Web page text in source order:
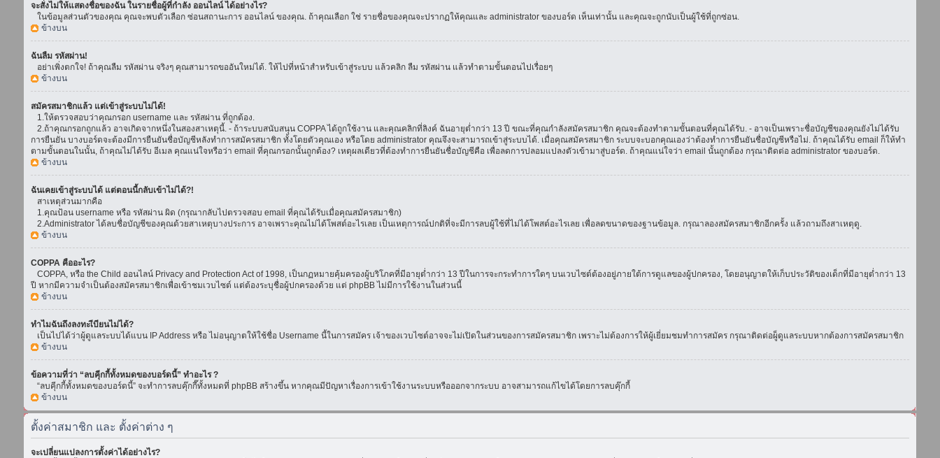
จะสั่งไม่ให้แสดงชื่อของฉัน ในรายชื่อผู้ที่กำลัง ออนไลน์ ได้อย่างไร?
ในข้อมูลส่วนตัวของคุณ คุณจะพบตัวเลือก ซ่อนสถานะการ ออนไลน์ ของคุณ. ถ้าคุณเลือก ใช่ รายชื่อของคุณจะปรากฏให้คุณและ administrator ของบอร์ด เห็นเท่านั้น และคุณจะถูกนับเป็นผู้ใช้ที่ถูกซ่อน.
ข้างบน
ฉันลืม รหัสผ่าน!
อย่าเพิ่งตกใจ! ถ้าคุณลืม รหัสผ่าน จริงๆ คุณสามารถขออันใหม่ได้. ให้ไปที่หน้าสำหรับเข้าสู่ระบบ แล้วคลิก ลืม รหัสผ่าน แล้วทำตามขั้นตอนไปเรื่อยๆ
ข้างบน
สมัครสมาชิกแล้ว แต่เข้าสู่ระบบไม่ได้!
1.ให้ตรวจสอบว่าคุณกรอก username และ รหัสผ่าน ที่ถูกต้อง.
2.ถ้าคุณกรอกถูกแล้ว อาจเกิดจากหนึ่งในสองสาเหตุนี้. - ถ้าระบบสนับสนุน COPPA ได้ถูกใช้งาน และคุณคลิกที่ลิงค์ ฉันอายุต่ำกว่า 13 ปี ขณะที่คุณกำลังสมัครสมาชิก คุณจะต้องทำตามขั้นตอนที่คุณได้รับ. - อาจเป็นเพราะชื่อบัญชีของคุณยังไม่ได้รับ
การยืนยัน บางบอร์ดจะต้องมีการยืนยันชื่อบัญชีหลังทำการสมัครสมาชิก ทั้งโดยตัวคุณเอง หรือโดย administrator คุณจึงจะสามารถเข้าสู่ระบบได้. เมื่อคุณสมัครสมาชิก ระบบจะบอกคุณเองว่าต้องทำการยืนยันชื่อบัญชีหรือไม่. ถ้าคุณได้รับ email ก็ให้ทำ
ตามขั้นตอนในนั้น, ถ้าคุณไม่ได้รับ อีเมล คุณแน่ใจหรือว่า email ที่คุณกรอกนั้นถูกต้อง? เหตุผลเดียวที่ต้องทำการยืนยันชื่อบัญชีคือ เพื่อลดการปลอมแปลงตัวเข้ามาสู่บอร์ด. ถ้าคุณแน่ใจว่า email นั้นถูกต้อง กรุณาติดต่อ administrator ของบอร์ด.
ข้างบน
ฉันเคยเข้าสู่ระบบได้ แต่ตอนนี้กลับเข้าไม่ได้?!
สาเหตุส่วนมากคือ
1.คุณป้อน username หรือ รหัสผ่าน ผิด (กรุณากลับไปตรวจสอบ email ที่คุณได้รับเมื่อคุณสมัครสมาชิก)
2.Administrator ได้ลบชื่อบัญชีของคุณด้วยสาเหตุบางประการ อาจเพราะคุณไม่ได้โพสต์อะไรเลย เป็นเหตุการณ์ปกติที่จะมีการลบผู้ใช้ที่ไม่ได้โพสต์อะไรเลย เพื่อลดขนาดของฐานข้อมูล. กรุณาลองสมัครสมาชิกอีกครั้ง แล้วถามถึงสาเหตุดู.
ข้างบน
COPPA คืออะไร?
COPPA, หรือ the Child ออนไลน์ Privacy and Protection Act of 1998, เป็นกฏหมายคุ้มครองผู้บริโภคที่มีอายุต่ำกว่า 13 ปีในการจะกระทำการใดๆ บนเวบไซต์ต้องอยู่ภายใต้การดูแลของผู้ปกครอง, โดยอนุญาตให้เก็บประวัติของเด็กที่มีอายุต่ำกว่า 13
ปี หากมีความจำเป็นต้องสมัครสมาชิกเพื่อเข้าชมเวบไซต์ แต่ต้องระบุชื่อผู้ปกครองด้วย แต่ phpBB ไม่มีการใช้งานในส่วนนี้
ข้างบน
ทำไมฉันถึงลงทะเีบียนไม่ได้?
เป็นไปได้ว่าผู้ดูแลระบบได้แบน IP Address หรือ ไม่อนุญาตให้ใช้ชื่อ Username นี้ในการสมัคร เจ้าของเวบไซต์อาจจะไม่เปิดในส่วนของการสมัครสมาชิก เพราะไม่ต้องการให้ผู้เยี่ยมชมทำการสมัคร กรุณาติดต่อผู็ดูแลระบบหากต้องการสมัครสมาชิก
ข้างบน
ข้อความที่ว่า “ลบคุีกกี้ทั้งหมดของบอร์ดนี้” ทำอะไร ?
“ลบคุีกกี้ทั้งหมดของบอร์ดนี้” จะทำการลบคุ๊กกี๊ทั้งหมดที่ phpBB สร้างขึ้น หากคุณมีปัญหาเรื่องการเข้าใช้งานระบบหรือออกจากระบบ อาจสามารถแก้ไขได้โดยการลบคุ๊กกี้
ข้างบน
ตั้งค่าสมาชิก และ ตั้งค่าต่าง ๆ
จะเปลี่ยนแปลงการตั้งค่าได้อย่างไร?